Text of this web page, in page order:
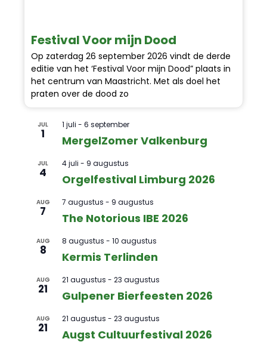
Festival Voor mijn Dood
Op zaterdag 26 september 2026 vindt de derde
editie van het ‘Festival Voor mijn Dood” plaats in
het centrum van Maastricht. Met als doel het
praten over de dood zo
JUL
1
1 juli - 6 september
MergelZomer Valkenburg
JUL
4
4 juli - 9 augustus
Orgelfestival Limburg 2026
AUG
7
7 augustus - 9 augustus
The Notorious IBE 2026
AUG
8
8 augustus - 10 augustus
Kermis Terlinden
AUG
21
21 augustus - 23 augustus
Gulpener Bierfeesten 2026
AUG
21
21 augustus - 23 augustus
Augst Cultuurfestival 2026